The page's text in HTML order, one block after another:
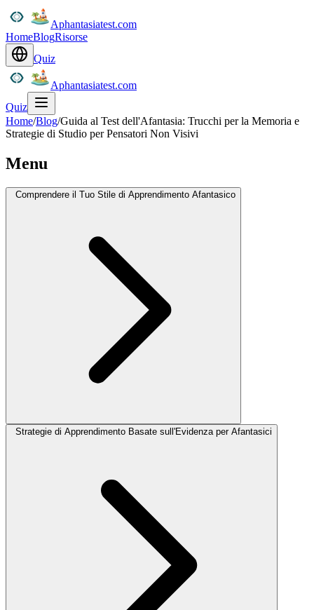
Aphantasiatest.com
HomeBlogRisorse
Quiz
Aphantasiatest.com
Quiz
Home/Blog/Guida al Test dell'Afantasia: Trucchi per la Memoria e
Strategie di Studio per Pensatori Non Visivi
Menu
Comprendere il Tuo Stile di Apprendimento Afantasico
Strategie di Apprendimento Basate sull'Evidenza per Afantasici